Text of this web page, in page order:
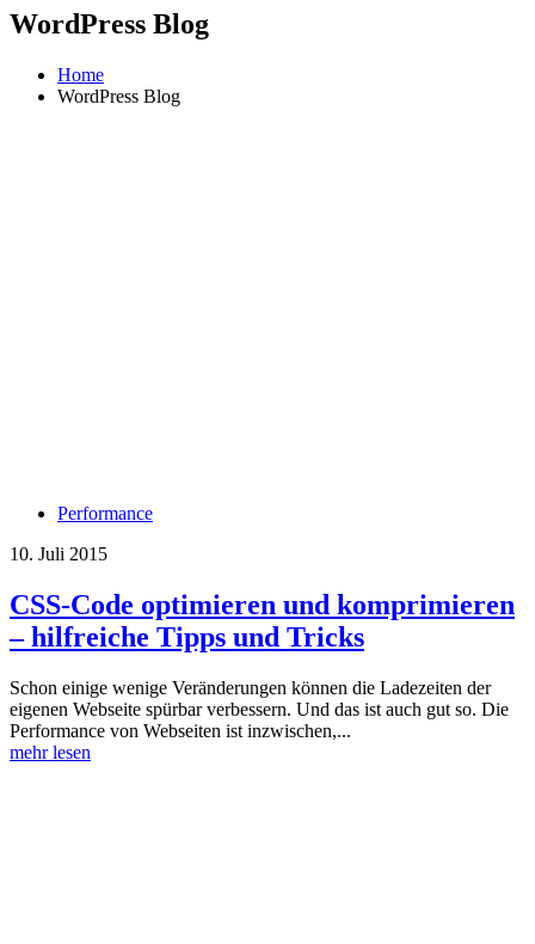
WordPress Blog
Home
WordPress Blog
Performance
10. Juli 2015
CSS-Code optimieren und komprimieren
– hilfreiche Tipps und Tricks
Schon einige wenige Veränderungen können die Ladezeiten der
eigenen Webseite spürbar verbessern. Und das ist auch gut so. Die
Performance von Webseiten ist inzwischen,...
mehr lesen